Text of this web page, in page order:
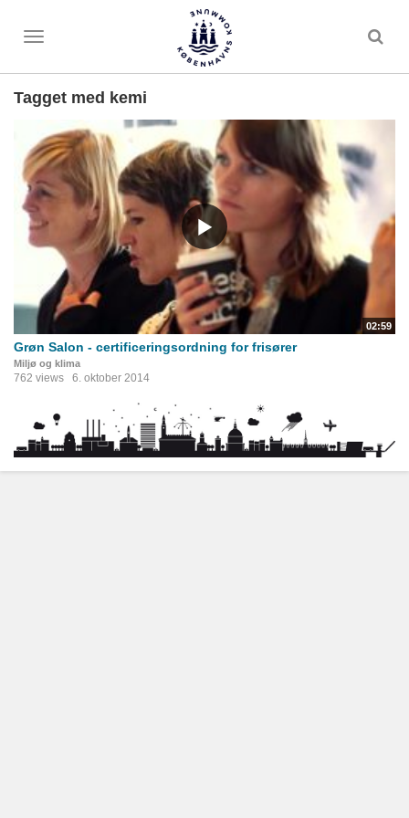
Toggle
Tagget med kemi
02:59
Grøn Salon - certificeringsordning for frisører
Miljø og klima
762 views 6. oktober 2014